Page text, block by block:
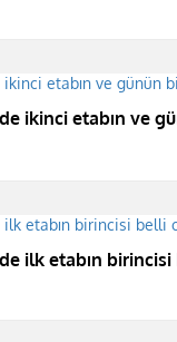
ikinci etabın ve
ilk etabın